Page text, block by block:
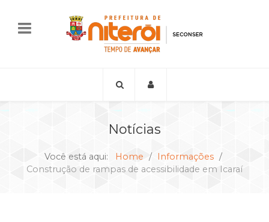
Notícias
Você está aqui: Home
Informações
Construção de rampas de acessibilidade em Icaraí